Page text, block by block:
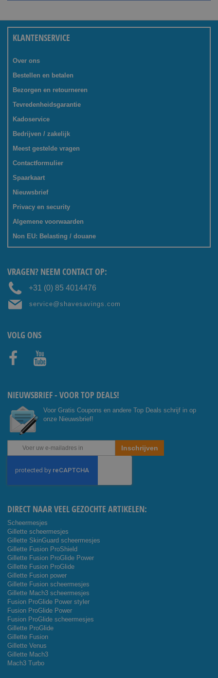
KLANTENSERVICE
Over ons
Bestellen en betalen
Bezorgen en retourneren
Tevredenheidsgarantie
Kadoservice
Bedrijven / zakelijk
Meest gestelde vragen
Contactformulier
Spaarkaart
Nieuwsbrief
Privacy en security
Algemene voorwaarden
Non EU: Belasting / douane
VRAGEN? NEEM CONTACT OP:
+31 (0) 85 4014476
service@shavesavings.com
VOLG ONS
NIEUWSBRIEF - VOOR TOP DEALS!
Voor Gratis Coupons en andere Top Deals schrijf in op
onze Nieuwsbrief!
Abonneer
onze
Inschrijven
DIRECT NAAR VEEL GEZOCHTE ARTIKELEN:
Scheermesjes
Gillette scheermesjes
Gillette SkinGuard scheermesjes
Gillette Fusion ProShield
Gillette Fusion ProGlide Power
Gillette Fusion ProGlide
Gillette Fusion power
Gillette Fusion scheermesjes
Gillette Mach3 scheermesjes
Fusion ProGlide Power styler
Fusion ProGlide Power
Fusion ProGlide scheermesjes
Gillette ProGlide
Gillette Fusion
Gillette Venus
Gillette Mach3
Mach3 Turbo